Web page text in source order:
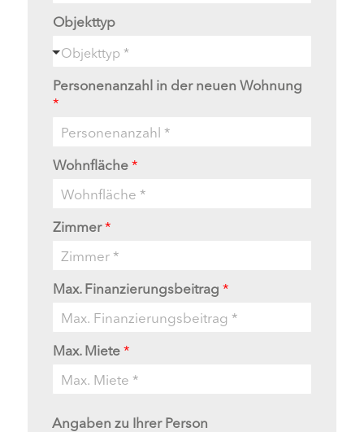
Objekttyp
Personenanzahl in der neuen Wohnung
*
Wohnfläche*
Zimmer*
Max. Finanzierungsbeitrag *
Max. Miete*
Angaben zu Ihrer Person